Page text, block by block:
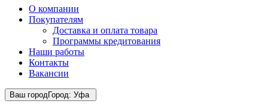
О компании
Покупателям
Доставка и оплата товара
Программы кредитования
Наши работы
Контакты
Вакансии
Ваш городГород: Уфа